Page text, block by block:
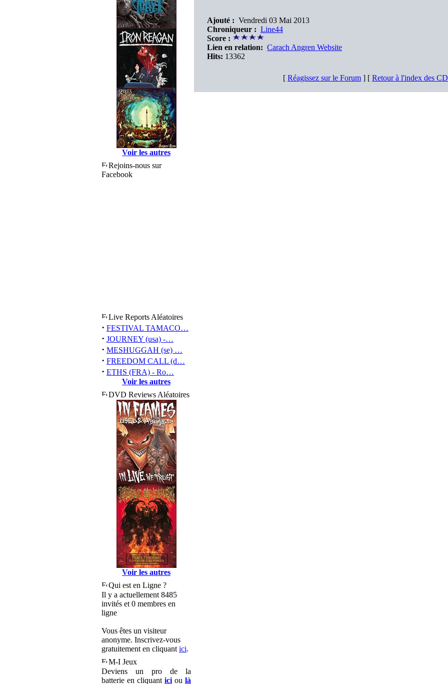
Voir les autres
Rejoins-nous sur
Facebook
Live Reports Aléatoires
· FESTIVAL TAMACO…
· JOURNEY (usa) -…
· MESHUGGAH (se) …
· FREEDOM CALL (d…
· ETHS (FRA) - Ro…
Voir les autres
DVD Reviews Aléatoires
Voir les autres
Qui est en Ligne ?
Il y a actuellement 8485
invités et 0 membres en
ligne
Vous êtes un visiteur
anonyme. Inscrivez-vous
gratuitement en cliquant ici.
M-I Jeux
Deviens un pro de la
batterie en cliquant ici ou là
Ajouté : Vendredi 03 Mai 2013
Chroniqueur : Line44
Score :
Lien en relation: Carach Angren Website
Hits: 13362
[ Réagissez sur le Forum ] [ Retour à l'index des